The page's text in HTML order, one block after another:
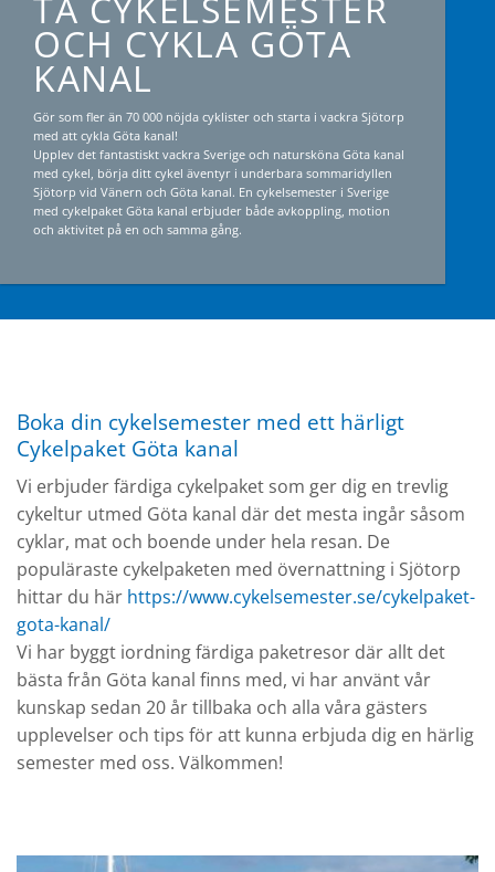
KLIMATSMART OCH
MILJÖVÄNLIG SEMESTER
Vi erbjuder färdiga cykelpaket och cykeluthyrning för din
cykelsemester längs Göta Kanal.
I Sjötorp har vi 350 cyklar för uthyrning som tar er ut längs Göta
kanal och dess härliga omgivningar, ni väljer själva mellan ett
färdigt cykelpaket längs Göta kanal eller om ni vill utforska
kanalen på egen hand med hyrd cykel från vår stora
cykeluthyrning i Sjötorp vid Vänern.
Boka din cykelsemester med ett härligt
Cykelpaket Göta kanal
Vi erbjuder färdiga cykelpaket som ger dig en trevlig
cykeltur utmed Göta kanal där det mesta ingår såsom
cyklar, mat och boende under hela resan. De
populäraste cykelpaketen med övernattning i Sjötorp
hittar du här https://www.cykelsemester.se/cykelpaket-
gota-kanal/
Vi har byggt iordning färdiga paketresor där allt det
bästa från Göta kanal finns med, vi har använt vår
kunskap sedan 20 år tillbaka och alla våra gästers
upplevelser och tips för att kunna erbjuda dig en härlig
semester med oss. Välkommen!